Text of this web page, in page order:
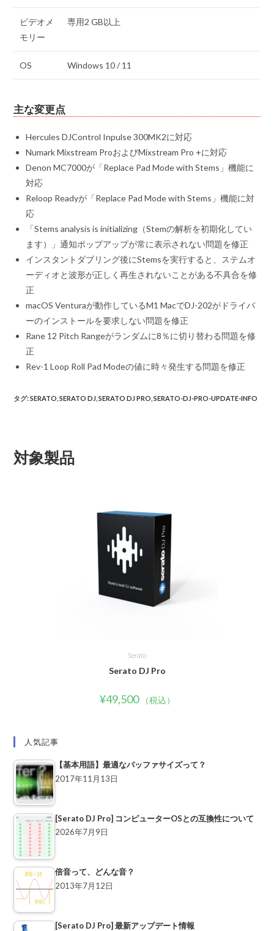
ビデオメ
モリー
専用2 GB以上
OS Windows 10 / 11
主な変更点
Hercules DJControl Inpulse 300MK2に対応
Numark Mixstream ProおよびMixstream Pro +に対応
Denon MC7000が「Replace Pad Mode with Stems」機能に
対応
Reloop Readyが「Replace Pad Mode with Stems」機能に対
応
「Stems analysis is initializing（Stemの解析を初期化してい
ます）」通知ポップアップが常に表示されない問題を修正
インスタントダブリング後にStemsを実行すると、ステムオ
ーディオと波形が正しく再生されないことがある不具合を修
正
macOS Venturaが動作しているM1 MacでDJ-202がドライバ
ーのインストールを要求しない問題を修正
Rane 12 Pitch Rangeがランダムに8％に切り替わる問題を修
正
Rev-1 Loop Roll Pad Modeの値に時々発生する問題を修正
タグ:SERATO SERATO DJ SERATO DJ PRO SERATO-DJ-PRO-UPDATE-INFO
対象製品
Serato
Serato DJ Pro
¥49,500 （税込）
人気記事
【基本用語】最適なバッファサイズって？
2017年11月13日
[Serato DJ Pro] コンピューターOSとの互換性について
2026年7月9日
倍音って、どんな音？
2013年7月12日
[Serato DJ Pro] 最新アップデート情報